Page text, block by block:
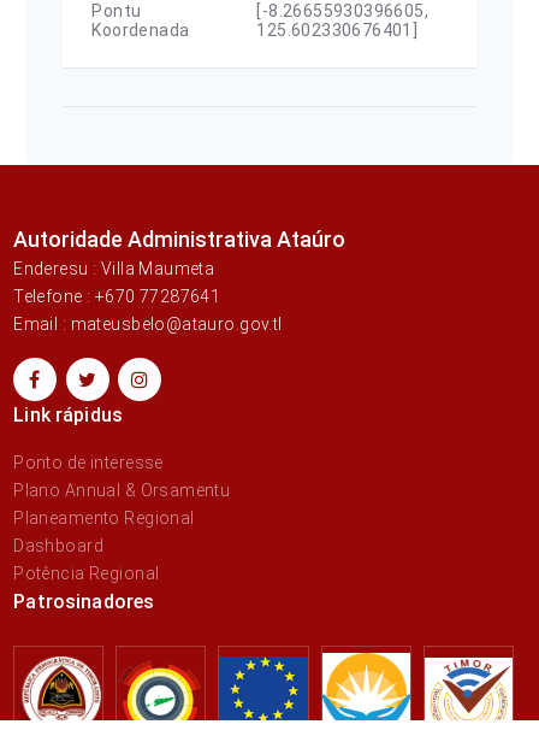
Pontu
Koordenada
[-8.26655930396605,
125.602330676401]
Autoridade Administrativa Ataúro
Enderesu : Villa Maumeta
Telefone : +670 77287641
Email : mateusbelo@atauro.gov.tl
Link rápidus
Ponto de interesse
Plano Annual & Orsamentu
Planeamento Regional
Dashboard
Potência Regional
Patrosinadores